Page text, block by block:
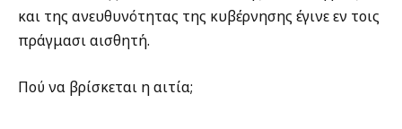
και της ανευθυνότητας της κυβέρνησης έγινε εν τοις
πράγμασι αισθητή.
Πού να βρίσκεται η αιτία;